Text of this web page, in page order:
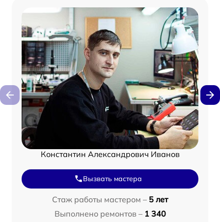
Константин Александрович Иванов
Вызвать мастера
Стаж работы мастером – 5 лет
Выполнено ремонтов – 1 340